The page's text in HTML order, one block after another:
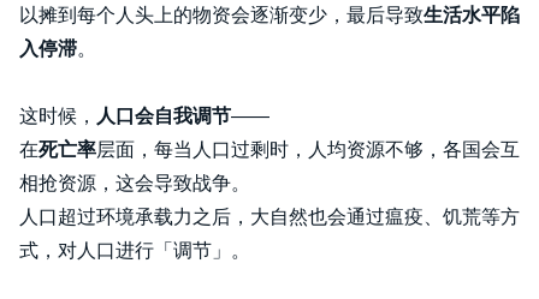
以摊到每个人头上的物资会逐渐变少，最后导致生活水平陷
入停滞。
这时候， 人口会自我调节——
在死亡率层面，每当人口过剩时，人均资源不够，各国会互
相抢资源，这会导致战争。
人口超过环境承载力之后，大自然也会通过瘟疫、饥荒等方
式，对人口进行「调节」。